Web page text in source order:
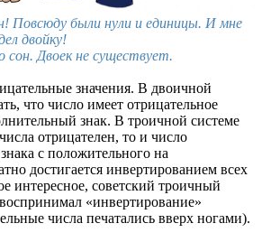
Повсюду были нули и единицы. И мне
двойку!
Двоек не существует.
значения. В двоичной
что число имеет отрицательное
знак. В троичной системе
отрицателен, то и число
с положительного на
достигается инвертированием всех
интересное, советский троичный
«инвертирование»
числа печатались вверх ногами).